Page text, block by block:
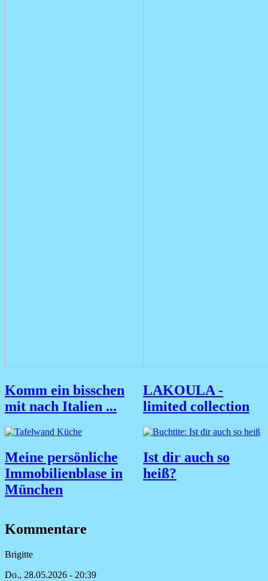
Komm ein bisschen
mit nach Italien ...
LAKOULA -
limited collection
Meine persönliche
Immobilienblase in
München
Ist dir auch so
heiß?
Kommentare
Brigitte
Do., 28.05.2026 - 20:39